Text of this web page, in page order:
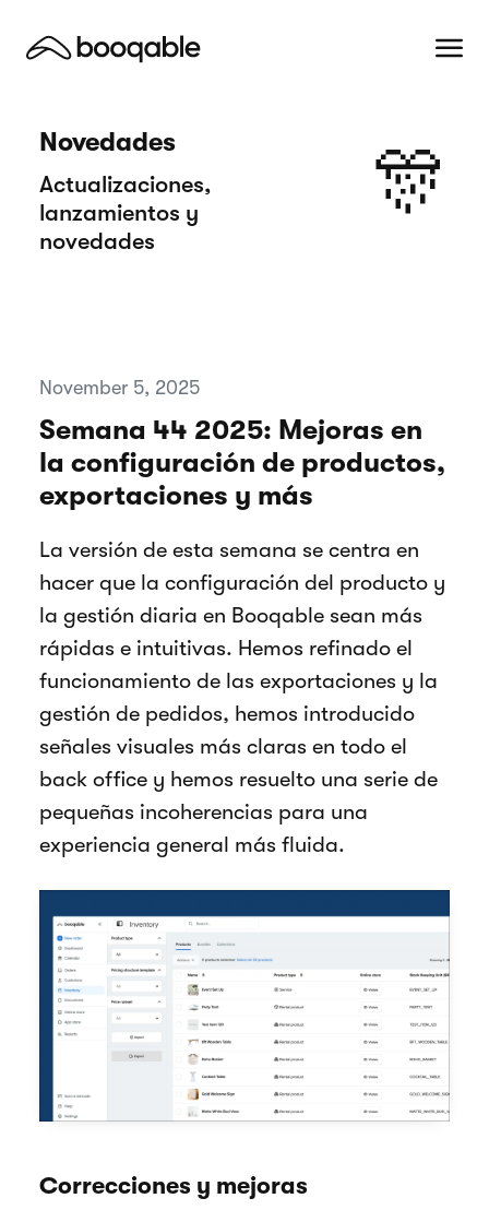
Novedades
Actualizaciones,
lanzamientos y
novedades
🎊
November 5, 2025
Semana 44 2025: Mejoras en
la configuración de productos,
exportaciones y más
La versión de esta semana se centra en
hacer que la configuración del producto y
la gestión diaria en Booqable sean más
rápidas e intuitivas. Hemos refinado el
funcionamiento de las exportaciones y la
gestión de pedidos, hemos introducido
señales visuales más claras en todo el
back office y hemos resuelto una serie de
pequeñas incoherencias para una
experiencia general más fluida.
Correcciones y mejoras